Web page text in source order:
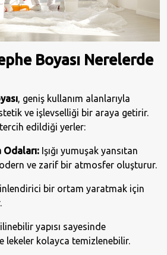
Boyası Nerelerde
, geniş kullanım alanlarıyla
ve işlevselliği bir araya getirir.
edildiği yerler:
Işığı yumuşak yansıtan
ve zarif bir atmosfer oluşturur.
bir ortam yaratmak için
yapısı sayesinde
lekeler kolayca temizlenebilir.